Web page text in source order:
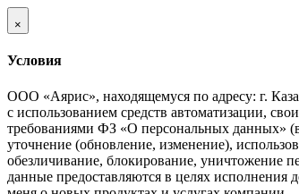
×
Условия
ООО «Аярис», находящемуся по адресу: г.
с использованием средств автоматизации,
требованиями ФЗ «О персональных данных»
уточнение (обновление, изменение),
обезличивание, блокирование, уничтожение
данные предоставляются в целях исполнения